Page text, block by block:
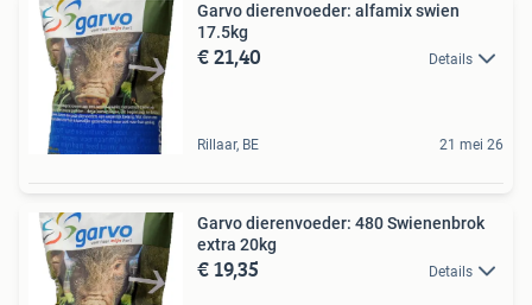
Garvo dierenvoeder: alfamix swien
17.5kg
€ 21,40 Details
Rillaar, BE 21 mei 26
Garvo dierenvoeder: 480 Swienenbrok
extra 20kg
€ 19,35 Details